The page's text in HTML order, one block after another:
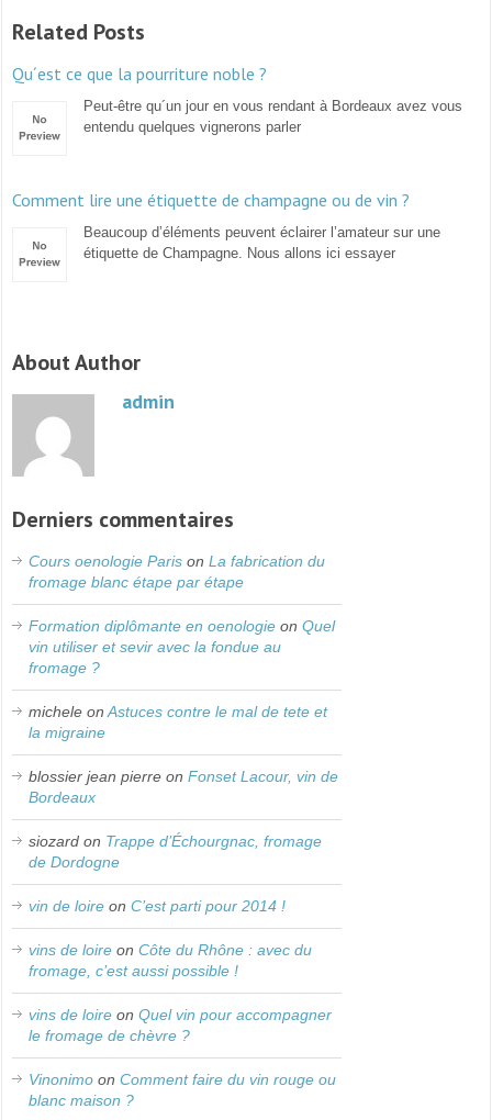
Related Posts
Qu´est ce que la pourriture noble ?
Peut-être qu´un jour en vous rendant à Bordeaux avez vous
entendu quelques vignerons parler
Comment lire une étiquette de champagne ou de vin ?
Beaucoup d’éléments peuvent éclairer l’amateur sur une
étiquette de Champagne. Nous allons ici essayer
About Author
admin
Derniers commentaires
Cours oenologie Paris onLa fabrication du
fromage blanc étape par étape
Formation diplômante en oenologie onQuel
vin utiliser et sevir avec la fondue au
fromage ?
michele onAstuces contre le mal de tete et
la migraine
blossier jean pierre onFonset Lacour, vin de
Bordeaux
siozard on Trappe d’Échourgnac, fromage
de Dordogne
vin de loire onC’est parti pour 2014 !
vins de loire onCôte du Rhône : avec du
fromage, c’est aussi possible !
vins de loire onQuel vin pour accompagner
le fromage de chèvre ?
Vinonimo onComment faire du vin rouge ou
blanc maison ?